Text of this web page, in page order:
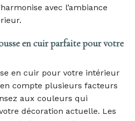
avec l’ambiance
en cuir parfaite pour votre
en cuir pour votre intérieur
compte plusieurs facteurs
aux couleurs qui
décoration actuelle. Les